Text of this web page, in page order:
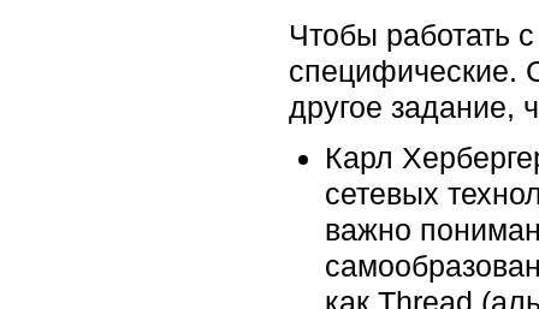
Чтобы работать
специфические.
другое задание,
Карл
сетевых
важно
как Thread